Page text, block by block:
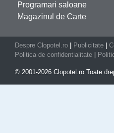
Programari saloane
Magazinul de Carte
Despre Clopotel.ro Publicitate
Politica de confidentialitate
© 2001-2026 Clopotel.ro Toate